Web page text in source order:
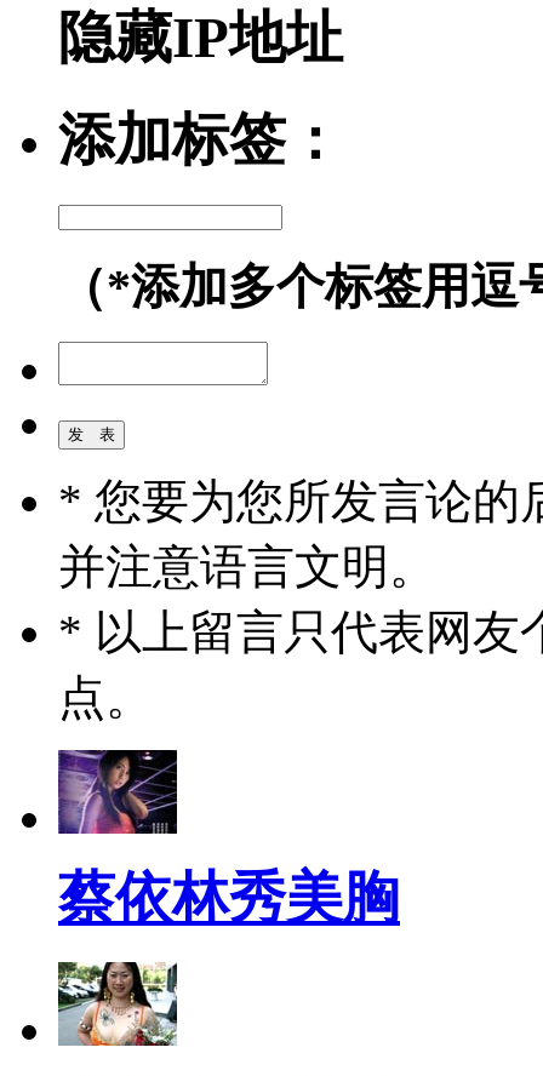
隐藏IP地址
添加标签：
（*添加多个标签用逗
* 您要为您所发言论的
并注意语言文明。
* 以上留言只代表网友
点。
蔡依林秀美胸